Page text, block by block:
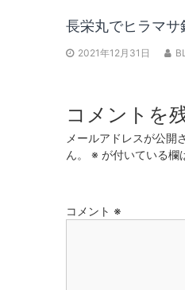
長栄丸でヒラマサ
2021年12月31日
コメントを
メールアドレスが公開
ん。
※ が付いている欄
コメント ※